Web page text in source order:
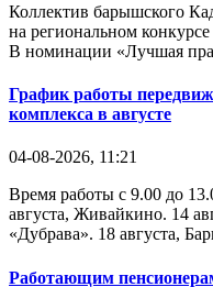
Коллектив барышского
на региональном
В номинации «Лучшая
График работы
комплекса в августе
04-08-2026, 11:21
Время работы с 9.00 до
августа, Живайкино. 14
«Дубрава». 18 августа,
Работающим